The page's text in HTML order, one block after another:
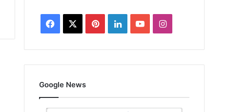
Facebook PinterestLinkedInYouTubeInstagram
Google News